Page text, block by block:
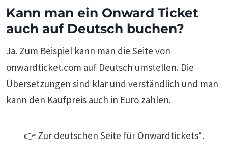
Kann man ein Onward Ticket
auch auf Deutsch buchen?
Ja. Zum Beispiel kann man die Seite von
onwardticket.com auf Deutsch umstellen. Die
Übersetzungen sind klar und verständlich und man
kann den Kaufpreis auch in Euro zahlen.
👉 Zur deutschen Seite für Onwardtickets*.